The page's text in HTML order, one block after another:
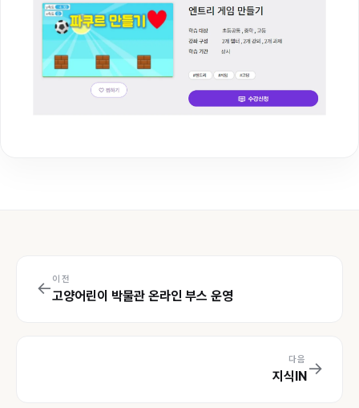
← 이전
고양어린이 박물관 온라인 부스 운영
→
다음
지식IN